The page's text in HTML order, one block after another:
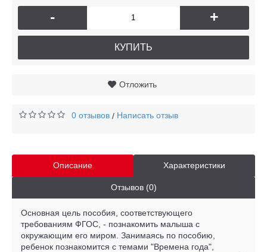
- +
КУПИТЬ
Отложить
0 отзывов / Написать отзыв
Описание Характеристики
Отзывов (0)
Основная цель пособия, соответствующего
требованиям ФГОС, - познакомить малыша с
окружающим его миром. Занимаясь по пособию,
ребенок познакомится с темами "Времена года",